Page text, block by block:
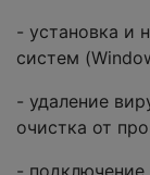
- установка и
систем
- удаление
очистка от